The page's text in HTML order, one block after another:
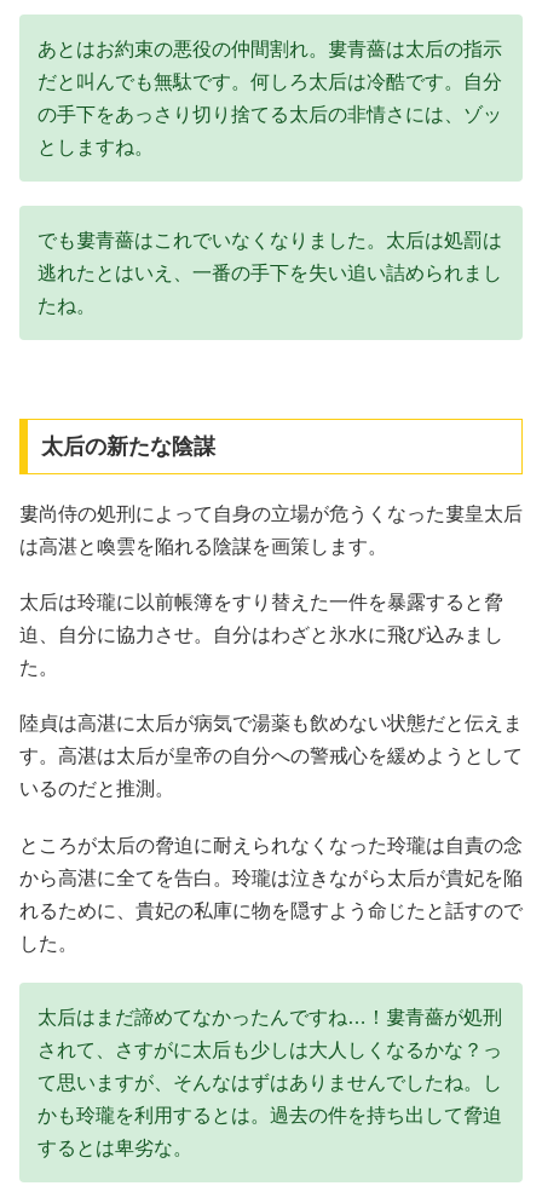
あとはお約束の悪役の仲間割れ。婁青薔は太后の指示
だと叫んでも無駄です。何しろ太后は冷酷です。自分
の手下をあっさり切り捨てる太后の非情さには、ゾッ
としますね。
でも婁青薔はこれでいなくなりました。太后は処罰は
逃れたとはいえ、一番の手下を失い追い詰められまし
たね。
太后の新たな陰謀
婁尚侍の処刑によって自身の立場が危うくなった婁皇太后
は高湛と喚雲を陥れる陰謀を画策します。
太后は玲瓏に以前帳簿をすり替えた一件を暴露すると脅
迫、自分に協力させ。自分はわざと氷水に飛び込みまし
た。
陸貞は高湛に太后が病気で湯薬も飲めない状態だと伝えま
す。高湛は太后が皇帝の自分への警戒心を緩めようとして
いるのだと推測。
ところが太后の脅迫に耐えられなくなった玲瓏は自責の念
から高湛に全てを告白。玲瓏は泣きながら太后が貴妃を陥
れるために、貴妃の私庫に物を隠すよう命じたと話すので
した。
太后はまだ諦めてなかったんですね…！婁青薔が処刑
されて、さすがに太后も少しは大人しくなるかな？っ
て思いますが、そんなはずはありませんでしたね。し
かも玲瓏を利用するとは。過去の件を持ち出して脅迫
するとは卑劣な。